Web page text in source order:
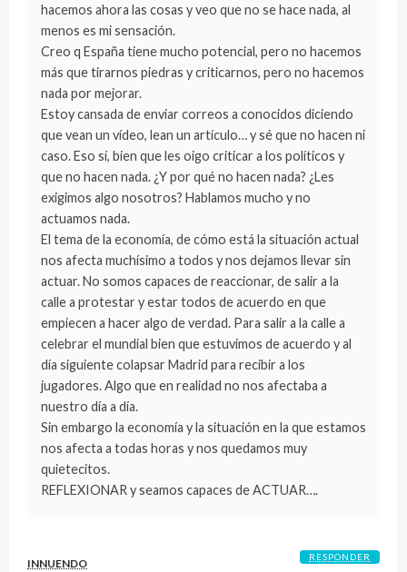
hacemos ahora las cosas y veo que no se hace nada, al
menos es mi sensación.
Creo q España tiene mucho potencial, pero no hacemos
más que tirarnos piedras y criticarnos, pero no hacemos
nada por mejorar.
Estoy cansada de enviar correos a conocidos diciendo
que vean un vídeo, lean un artículo… y sé que no hacen ni
caso. Eso sí, bien que les oigo criticar a los políticos y
que no hacen nada. ¿Y por qué no hacen nada? ¿Les
exigimos algo nosotros? Hablamos mucho y no
actuamos nada.
El tema de la economía, de cómo está la situación actual
nos afecta muchísimo a todos y nos dejamos llevar sin
actuar. No somos capaces de reaccionar, de salir a la
calle a protestar y estar todos de acuerdo en que
empiecen a hacer algo de verdad. Para salir a la calle a
celebrar el mundial bien que estuvimos de acuerdo y al
día siguiente colapsar Madrid para recibir a los
jugadores. Algo que en realidad no nos afectaba a
nuestro día a día.
Sin embargo la economía y la situación en la que estamos
nos afecta a todas horas y nos quedamos muy
quietecitos.
REFLEXIONAR y seamos capaces de ACTUAR….
INNUENDO RESPONDER